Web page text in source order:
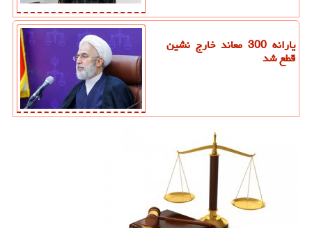
یارانه 300 معاند خارج نشین
قطع شد